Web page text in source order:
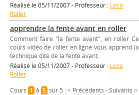
Réalisé le 05/11/2007 - Professeur : Loco
Roller
apprendre la fente avant en roller
Comment faire "la fente avant", en roller Ce
cours vidéo de roller en ligne vous apprend la
technique dite de la fente avant.
Réalisé le 05/11/2007 - Professeur : Loco
Roller
Cours 1à 5sur 5 :< Précédents -Suivants >